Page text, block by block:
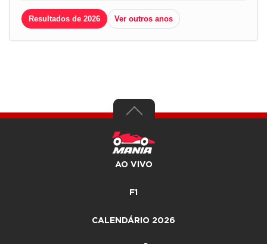
Resultados de 2026 Ver outros anos
AO VIVO
F1
CALENDÁRIO 2026